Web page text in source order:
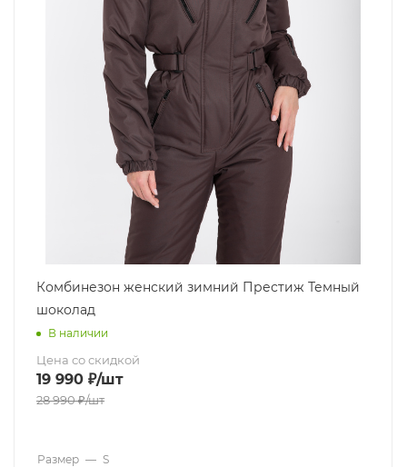
Комбинезон женский зимний Престиж Темный
шоколад
В наличии
Цена со скидкой
19 990 ₽/шт
28 990₽/шт
Размер — S